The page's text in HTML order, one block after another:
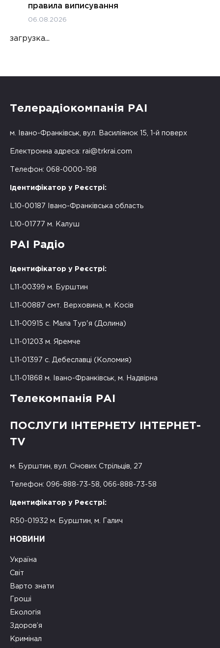
правила виписування
06.08.2026
загрузка...
Телерадіокомпанія РАІ
м. Івано-Франківськ, вул. Василіянок 15, 1-й поверх
Електронна адреса: rai@trkrai.com
Телефон: 068-0000-198
Ідентифікатор у Реєстрі:
L10-00187 Івано-Франківська область
L10-01777 м. Калуш
РАІ Радіо
Ідентифікатор у Реєстрі:
L11-00399 м. Бурштин
L11-00887 смт. Верховина, м. Косів
L11-00915 с. Мала Тур'я (Долина)
L11-01203 м. Яремче
L11-01397 с. Дебеславці (Коломия)
L11-01868 м. Івано-Франківськ, м. Надвірна
Телекомпанія РАІ
ПОСЛУГИ ІНТЕРНЕТУ ІНТЕРНЕТ-
TV
м. Бурштин, вул. Січових Стрільців, 27
Телефон: 096-888-73-58, 066-888-73-58
Ідентифікатор у Реєстрі:
R50-01932 м. Бурштин, м. Галич
НОВИНИ
Україна
Світ
Варто знати
Гроші
Екологія
Здоров’я
Кримінал